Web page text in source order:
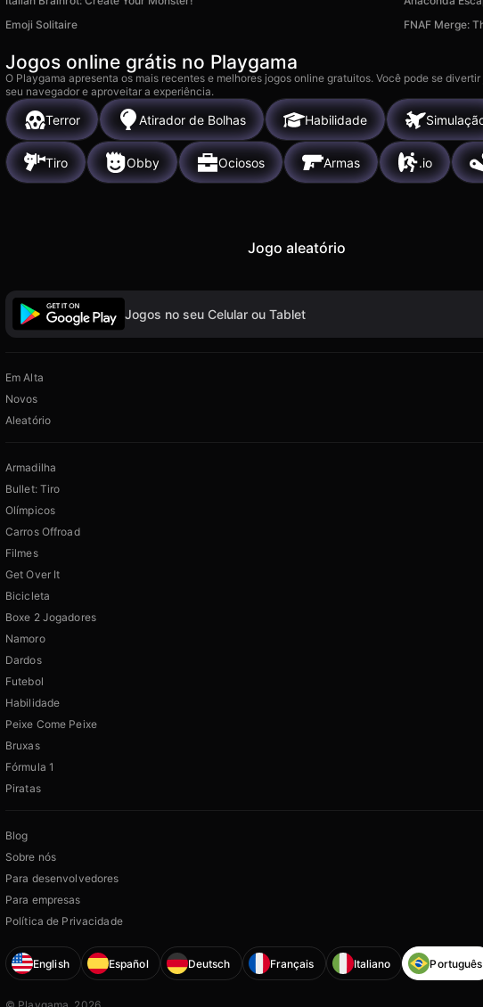
Emoji Solitaire
FNAF Merge:
Jogos online grátis no Playgama
O Playgama apresenta os mais recentes e melhores jogos online gratuitos. Você pode se
seu navegador e aproveitar a experiência.
Terror Atirador de Bolhas Habilidade
Tiro Obby Ociosos Armas .io
Jogo aleatório
Jogos no seu Celular ou Tablet
Em Alta
Novos
Aleatório
Armadilha
Bullet: Tiro
Olímpicos
Carros Offroad
Filmes
Get Over It
Bicicleta
Boxe 2 Jogadores
Namoro
Dardos
Futebol
Habilidade
Peixe Come Peixe
Bruxas
Fórmula 1
Piratas
Blog
Sobre nós
Para desenvolvedores
Para empresas
Política de Privacidade
English Español Deutsch Français Italiano Português